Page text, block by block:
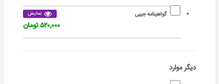
گواهینامه جیبی نمایش
۵۲۰,۰۰۰ تومان
دیگر موارد